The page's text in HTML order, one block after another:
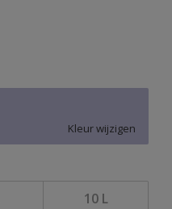
Kleur wijzigen
10 L